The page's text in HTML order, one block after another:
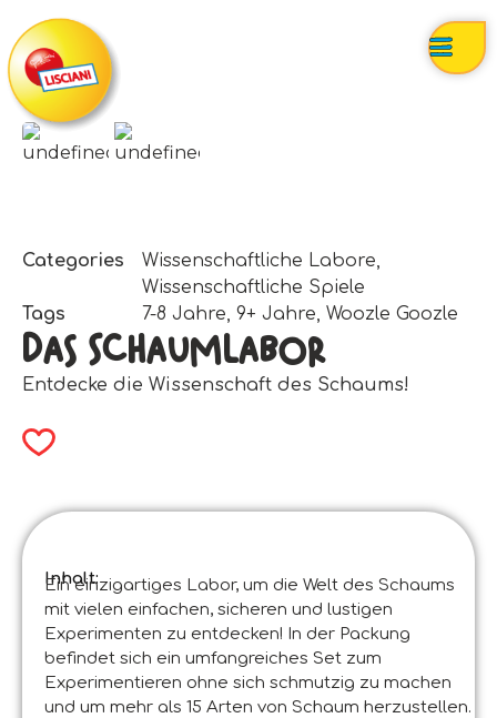
Categories Wissenschaftliche Labore,
Wissenschaftliche Spiele
Tags
7-8 Jahre, 9+ Jahre, Woozle Goozle
Das Schaumlabor
Entdecke die Wissenschaft des Schaums!
Inhalt:
Ein einzigartiges Labor, um die Welt des Schaums
mit vielen einfachen, sicheren und lustigen
Experimenten zu entdecken! In der Packung
befindet sich ein umfangreiches Set zum
Experimentieren ohne sich schmutzig zu machen
und um mehr als 15 Arten von Schaum herzustellen.